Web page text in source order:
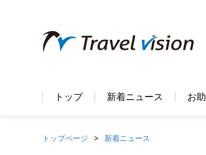
トップ 新着ニュース お
トップページ 新着ニュース